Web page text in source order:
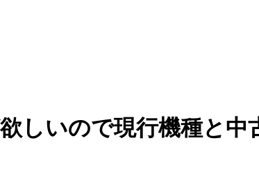
しいので現行機種と中